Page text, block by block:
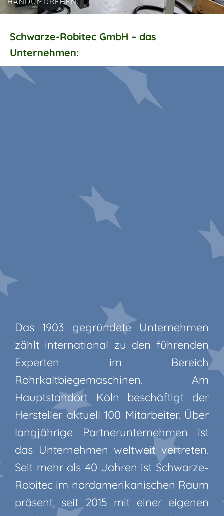
Schwarze-Robitec GmbH – das
Unternehmen:
Das 1903 gegründete Unternehmen
zählt international zu den führenden
Experten im Bereich
Rohrkaltbiegemaschinen. Am
Hauptstandort Köln beschäftigt der
Hersteller aktuell 100 Mitarbeiter. Über
langjährige Partnerunternehmen ist
das Unternehmen weltweit vertreten.
Seit mehr als 40 Jahren ist Schwarze-
Robitec im nordamerikanischen Raum
präsent, seit 2015 mit einer eigenen